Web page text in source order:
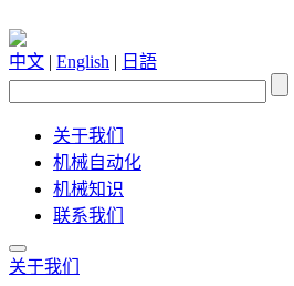
中文 | English | 日語
关于我们
机械自动化
机械知识
联系我们
关于我们